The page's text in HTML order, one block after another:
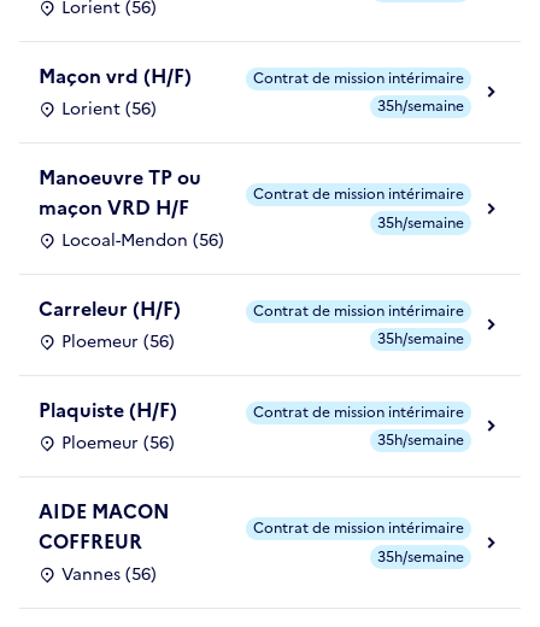
Lorient (56)
Maçon vrd (H/F)
Lorient (56)
Contrat de mission intérimaire
35h/semaine
Manoeuvre TP ou
maçon VRD H/F
Locoal-Mendon (56)
Contrat de mission intérimaire
35h/semaine
Carreleur (H/F)
Ploemeur (56)
Contrat de mission intérimaire
35h/semaine
Plaquiste (H/F)
Ploemeur (56)
Contrat de mission intérimaire
35h/semaine
AIDE MACON
COFFREUR
Vannes (56)
Contrat de mission intérimaire
35h/semaine